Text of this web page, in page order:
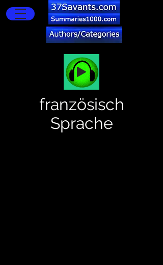
französisch
Sprache